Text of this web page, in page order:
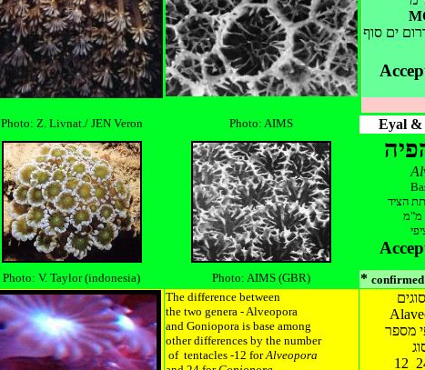
ים סוף
Photo: Z. Livnat./ JEN Veron Photo: AIMS Eyal &
הציד
Photo: V. Taylor (indonesia) Photo: AIMS (GBR) *
The difference between
the two genera - Alveopora
and Goniopora is base among
other differences by the number
of tentacles -12 forAlveopora
מספר